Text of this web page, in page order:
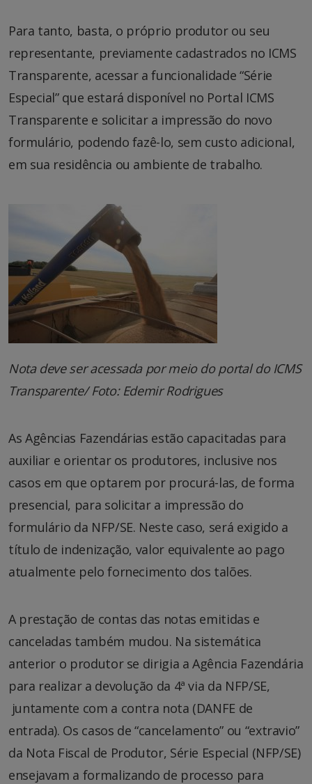
Para tanto, basta, o próprio produtor ou seu
representante, previamente cadastrados no ICMS
Transparente, acessar a funcionalidade “Série
Especial” que estará disponível no Portal ICMS
Transparente e solicitar a impressão do novo
formulário, podendo fazê-lo, sem custo adicional,
em sua residência ou ambiente de trabalho.
Nota deve ser acessada por meio do portal do ICMS
Transparente/ Foto: Edemir Rodrigues
As Agências Fazendárias estão capacitadas para
auxiliar e orientar os produtores, inclusive nos
casos em que optarem por procurá-las, de forma
presencial, para solicitar a impressão do
formulário da NFP/SE. Neste caso, será exigido a
título de indenização, valor equivalente ao pago
atualmente pelo fornecimento dos talões.
A prestação de contas das notas emitidas e
canceladas também mudou. Na sistemática
anterior o produtor se dirigia a Agência Fazendária
para realizar a devolução da 4ª via da NFP/SE,
juntamente com a contra nota (DANFE de
entrada). Os casos de “cancelamento” ou “extravio”
da Nota Fiscal de Produtor, Série Especial (NFP/SE)
ensejavam a formalizando de processo para